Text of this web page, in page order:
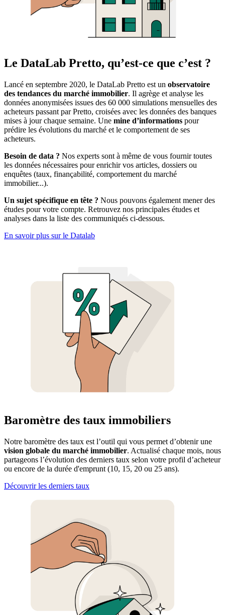
Le DataLab Pretto, qu’est-ce que c’est ?
Lancé en septembre 2020, le DataLab Pretto est un observatoire
des tendances du marché immobilier. Il agrège et analyse les
données anonymisées issues des 60 000 simulations mensuelles des
acheteurs passant par Pretto, croisées avec les données des banques
mises à jour chaque semaine. Une mine d’informations pour
prédire les évolutions du marché et le comportement de ses
acheteurs.
Besoin de data ? Nos experts sont à même de vous fournir toutes
les données nécessaires pour enrichir vos articles, dossiers ou
enquêtes (taux, finançabilité, comportement du marché
immobilier...).
Un sujet spécifique en tête ? Nous pouvons également mener des
études pour votre compte. Retrouvez nos principales études et
analyses dans la liste des communiqués ci-dessous.
En savoir plus sur le Datalab
Baromètre des taux immobiliers
Notre baromètre des taux est l’outil qui vous permet d’obtenir une
vision globale du marché immobilier. Actualisé chaque mois, nous
partageons l’évolution des derniers taux selon votre profil d’acheteur
ou encore de la durée d'emprunt (10, 15, 20 ou 25 ans).
Découvrir les derniers taux